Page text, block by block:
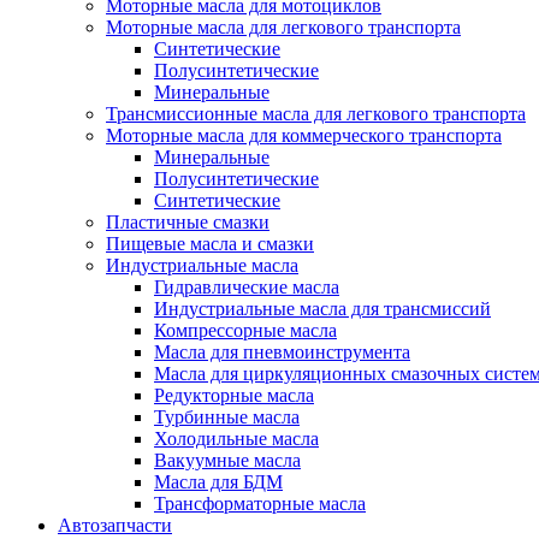
Моторные масла для мотоциклов
Моторные масла для легкового транспорта
Синтетические
Полусинтетические
Минеральные
Трансмиссионные масла для легкового транспорта
Моторные масла для коммерческого транспорта
Минеральные
Полусинтетические
Синтетические
Пластичные смазки
Пищевые масла и смазки
Индустриальные масла
Гидравлические масла
Индустриальные масла для трансмиссий
Компрессорные масла
Масла для пневмоинструмента
Масла для циркуляционных смазочных
Редукторные масла
Турбинные масла
Холодильные масла
Вакуумные масла
Масла для БДМ
Трансформаторные масла
Автозапчасти